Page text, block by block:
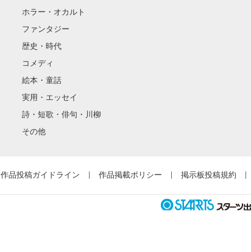
ホラー・オカルト
ファンタジー
歴史・時代
コメディ
絵本・童話
実用・エッセイ
詩・短歌・俳句・川柳
その他
作品投稿ガイドライン 作品掲載ポリシー 掲示板投稿規約